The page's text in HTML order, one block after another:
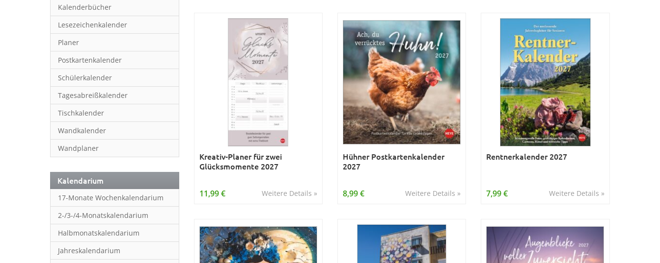
Kalenderbücher
Lesezeichenkalender
Planer
Postkartenkalender
Schülerkalender
Tagesabreißkalender
Tischkalender
Wandkalender
Wandplaner
Kalendarium
17-Monate Wochenkalendarium
2-/3-/4-Monatskalendarium
Halbmonatskalendarium
Jahreskalendarium
Kreativ-Planer für zwei
Glücksmomente 2027
Weitere Details »
11,99 €
Hühner Postkartenkalender
2027
Weitere Details »
8,99 €
Rentnerkalender 2027
Weitere Details »
7,99 €